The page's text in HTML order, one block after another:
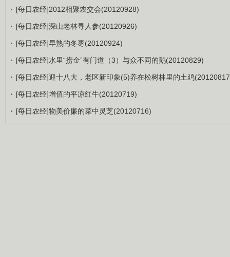
[每日农经]2012相聚农交会(20120928)
[每日农经]深山老林寻人参(20120926)
[每日农经]早熟的冬枣(20120924)
[每日农经]水里“捞金”有门道（3）与众不同的鹅(20120829)
[每日农经]迎十八大，老区新印象(5)养在松树林里的土鸡
[每日农经]增值的平凉红牛(20120719)
[每日农经]物美价廉的菜中灵芝(20120716)